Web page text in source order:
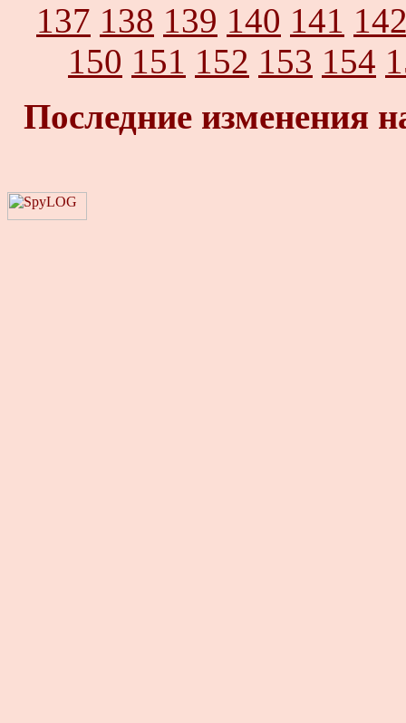
137 138 139 140 141
150 151 152 153 154
Последние изменения